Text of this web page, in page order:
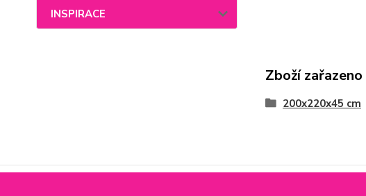
INSPIRACE
Zboží
200x220x45 cm